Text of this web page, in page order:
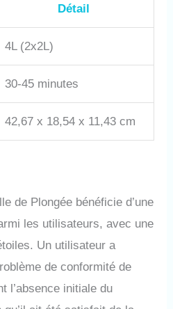
également le gonfler vous-
même. Ce que vous
obtiendrez : le forfait
plongée de 2L et un gilet de
plongée, un adaptateur de
bouteille de plongée,
n'hésitez pas à nous
contacter.
Détail
4L (2x2L)
30-45 minutes
42,67 x 18,54 x 11,43 cm
de Plongée bénéficie d’une
les utilisateurs, avec une
Un utilisateur a
de conformité de
l’absence initiale du